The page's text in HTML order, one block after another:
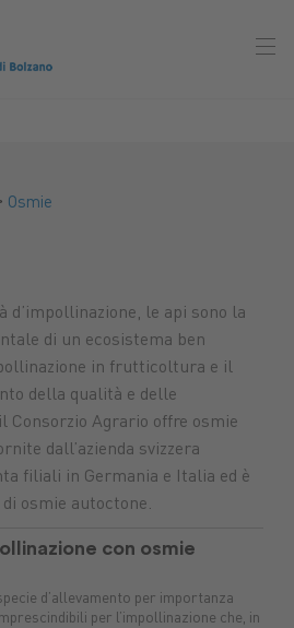
Concimi Impianti
Ricambi Carburanti
Prodotti
Osmie
d’impollinazione, le api sono la
di un ecosistema ben
in frutticoltura e il
della qualità e delle
Consorzio Agrario offre osmie
dall’azienda svizzera
filiali in Germania e Italia ed è
osmie autoctone.
con osmie
d’allevamento per importanza
per l’impollinazione che, in